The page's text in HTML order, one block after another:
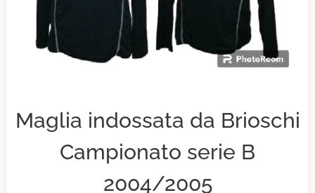
Maglia indossata da Brioschi
Campionato serie B
2004/2005